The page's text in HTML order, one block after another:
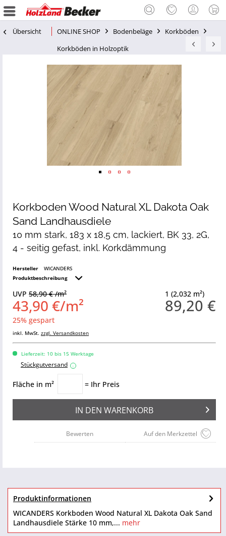
Übersicht ONLINE SHOP Bodenbeläge
Korkböden
Korkböden in Holzoptik
Korkboden Wood Natural XL Dakota Oak
Sand Landhausdiele
10 mm stark, 183 x 18,5 cm, lackiert, BK 33, 2G,
4 - seitig gefast, inkl. Korkdämmung
Hersteller
WICANDERS
Produktbeschreibung
1 (2,032 m²)
89,20 €
UVP 58,90 € /m²
43,90 €/m²
25% gespart
inkl. MwSt. zzgl. Versandkosten
Lieferzeit: 10 bis 15 Werktage
Stückgutversand i
Fläche in m² = Ihr Preis
IN DEN WARENKORB
Auf den Merkzettel
Bewerten
Produktinformationen
WICANDERS Korkboden Wood Natural XL Dakota Oak Sand
Landhausdiele Stärke 10 mm,... mehr